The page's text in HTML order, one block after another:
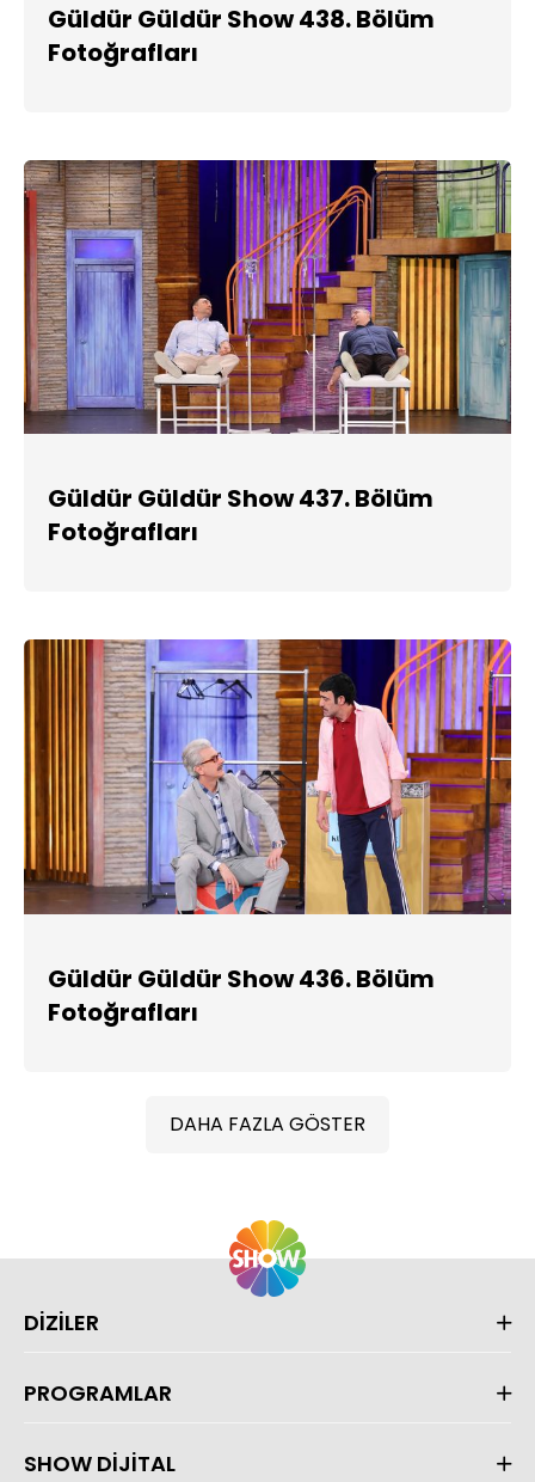
Güldür Güldür Show 438. Bölüm
Fotoğrafları
Güldür Güldür Show 437. Bölüm
Fotoğrafları
Güldür Güldür Show 436. Bölüm
Fotoğrafları
DAHA FAZLA GÖSTER
DİZİLER
PROGRAMLAR
SHOW DİJİTAL